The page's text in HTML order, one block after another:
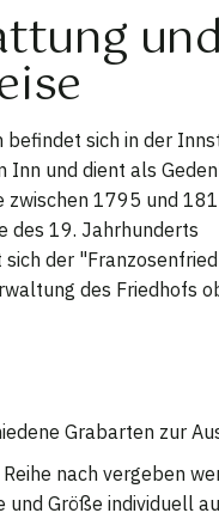
und
sich in der
und dient als
zwischen 1795 und
des 19. Jahrhunderts
der
des Friedhofs
Grabarten zur
nach vergeben
und Größe individuell